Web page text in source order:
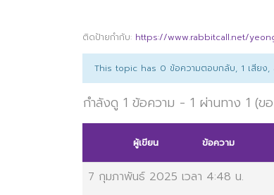
ติดป้ายกำกับ: https://www.rabbitcall.net/
This topic has 0 ข้อความตอบกลับ, 1 เสียง
กำลังดู 1 ข้อความ - 1 ผ่านทาง 1 (ข
ผู้เขียน ข้อความ
7 กุมภาพันธ์ 2025 เวลา 4:48 น.